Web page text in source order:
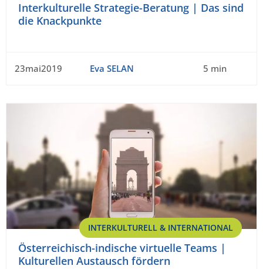
Interkulturelle Strategie-Beratung | Das sind
die Knackpunkte
23mai2019 Eva SELAN 5 min
INTERKULTURELL & INTERNATIONAL
Österreichisch-indische virtuelle Teams |
Kulturellen Austausch fördern